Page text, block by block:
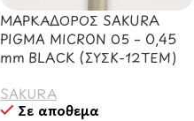
ΜΑΡΚΑΔOΡΟΣ SAKURA
PIGMA MICRON 05 – 0,45
mm BLACK (ΣΥΣΚ-12ΤΕΜ)
SAKURA
Σε απόθεμα